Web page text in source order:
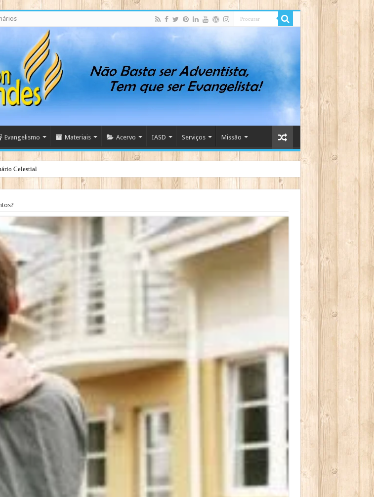
Evangelismo Materiais Acervo IASD Serviços Missão
Celestial